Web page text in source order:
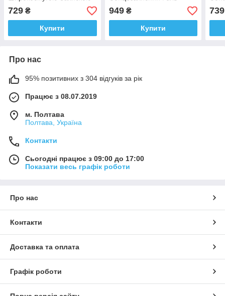
SPF50+ 50 мл Польща
Доставка з ЄС
729 ₴
Купити
Крем для жирної та
схильної до акне шкіри
949₴
Купити
739
Про нас
95% позитивних з 304 відгуків за рік
Працює з 08.07.2019
м. Полтава
Полтава, Україна
Контакти
Сьогодні працює з 09:00 до 17:00
Показати весь графік роботи
Про нас
Контакти
Доставка та оплата
Графік роботи